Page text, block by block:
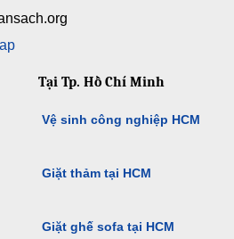
Tại Tp. Hồ Chí Minh
Vệ sinh công nghiệp HCM
Giặt thảm tại HCM
Giặt ghế sofa tại HCM